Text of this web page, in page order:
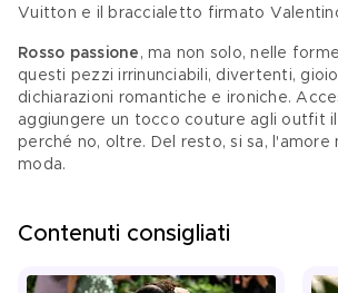
Vuitton e il braccialetto firmato
Rosso passione , ma non solo, nelle
questi pezzi irrinunciabili, divertenti,
dichiarazioni romantiche e ironiche.
aggiungere un tocco couture agli outfit
perché no, oltre. Del resto, si sa, l'amore
moda.
Contenuti consigliati